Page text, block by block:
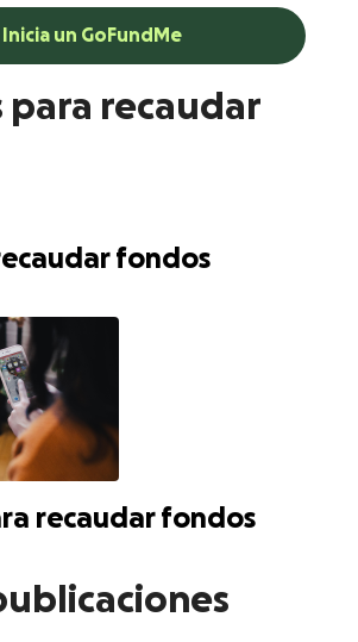
Inicia un GoFundMe
para recaudar
fondos
recaudar fondos